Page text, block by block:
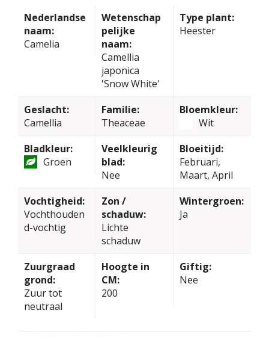
Nederlandse
naam:
Camelia
Wetenschap
pelijke
naam:
Camellia
japonica
'Snow White'
Type plant:
Heester
Geslacht:
Camellia
Familie:
Theaceae
Bloemkleur:
Wit
Bladkleur:
Groen
Veelkleurig
blad:
Nee
Bloeitijd:
Februari,
Maart, April
Vochtigheid:
Vochthouden
d-vochtig
Zon /
schaduw:
Lichte
schaduw
Wintergroen:
Ja
Zuurgraad
grond:
Zuur tot
neutraal
Hoogte in
CM:
200
Giftig:
Nee